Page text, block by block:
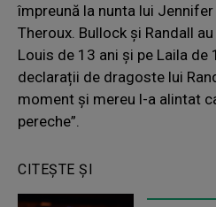
împreună la nunta lui
Theroux. Bullock și Randall
Louis de 13 ani și pe Laila
declarații de dragoste lui
moment și mereu l-a alintat
pereche”.
CITEȘTE ȘI